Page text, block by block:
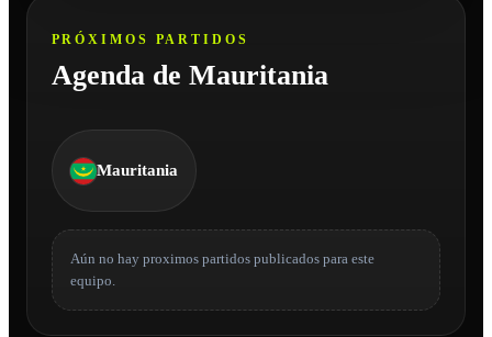
PRÓXIMOS PARTIDOS
Agenda de Mauritania
Mauritania
Aún no hay proximos partidos publicados para este
equipo.